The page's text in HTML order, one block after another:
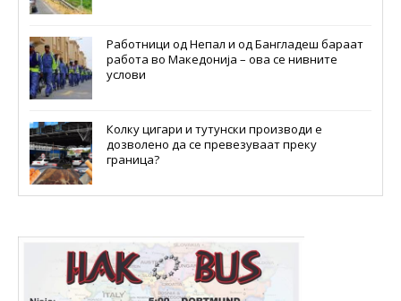
Работници од Непал и од Бангладеш бараат
работа во Македонија – ова се нивните
услови
Колку цигари и тутунски производи е
дозволено да се превезуваат преку
граница?